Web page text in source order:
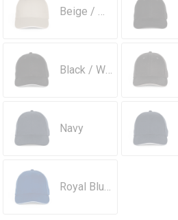
Beige / White
Black / White
Navy
Royal Blue / White